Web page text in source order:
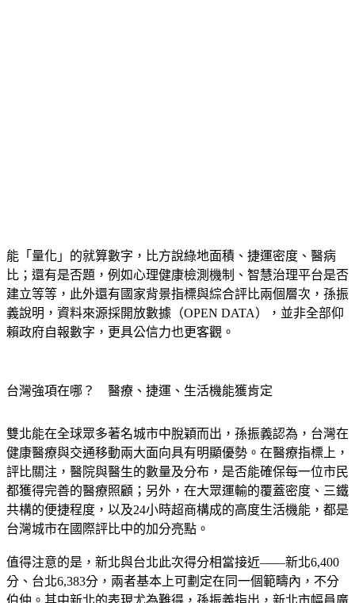
能「量化」的就算數字，比方說綠地面積、捷運密度、醫病
比；還有是否題，例如心理健康檢測機制、智慧治理平台是否
建立等等，此外還有國家背景指標與綜合評比兩個層次，孫振
義說明，資料來源採開放數據（OPEN DATA），並非全部仰
賴政府自報數字，更具公信力也更客觀。
台灣強項在哪？　醫療、捷運、生活機能獲肯定
雙北能在全球眾多著名城市中脫穎而出，孫振義認為，台灣在
健康醫療與交通移動兩大面向具有明顯優勢。在醫療指標上，
評比關注，醫院與醫生的數量及分布，是否能確保每一位市民
都獲得完善的醫療照顧；另外，在大眾運輸的覆蓋密度、三鐵
共構的便捷程度，以及24小時超商構成的高度生活機能，都是
台灣城市在國際評比中的加分亮點。
值得注意的是， 新北與台北此次得分相當接近——新北6,400
分、台北6,383分，兩者基本上可劃定在同一個範疇內，不分
伯仲。 其中新北的表現尤為難得，孫振義指出，新北市幅員廣